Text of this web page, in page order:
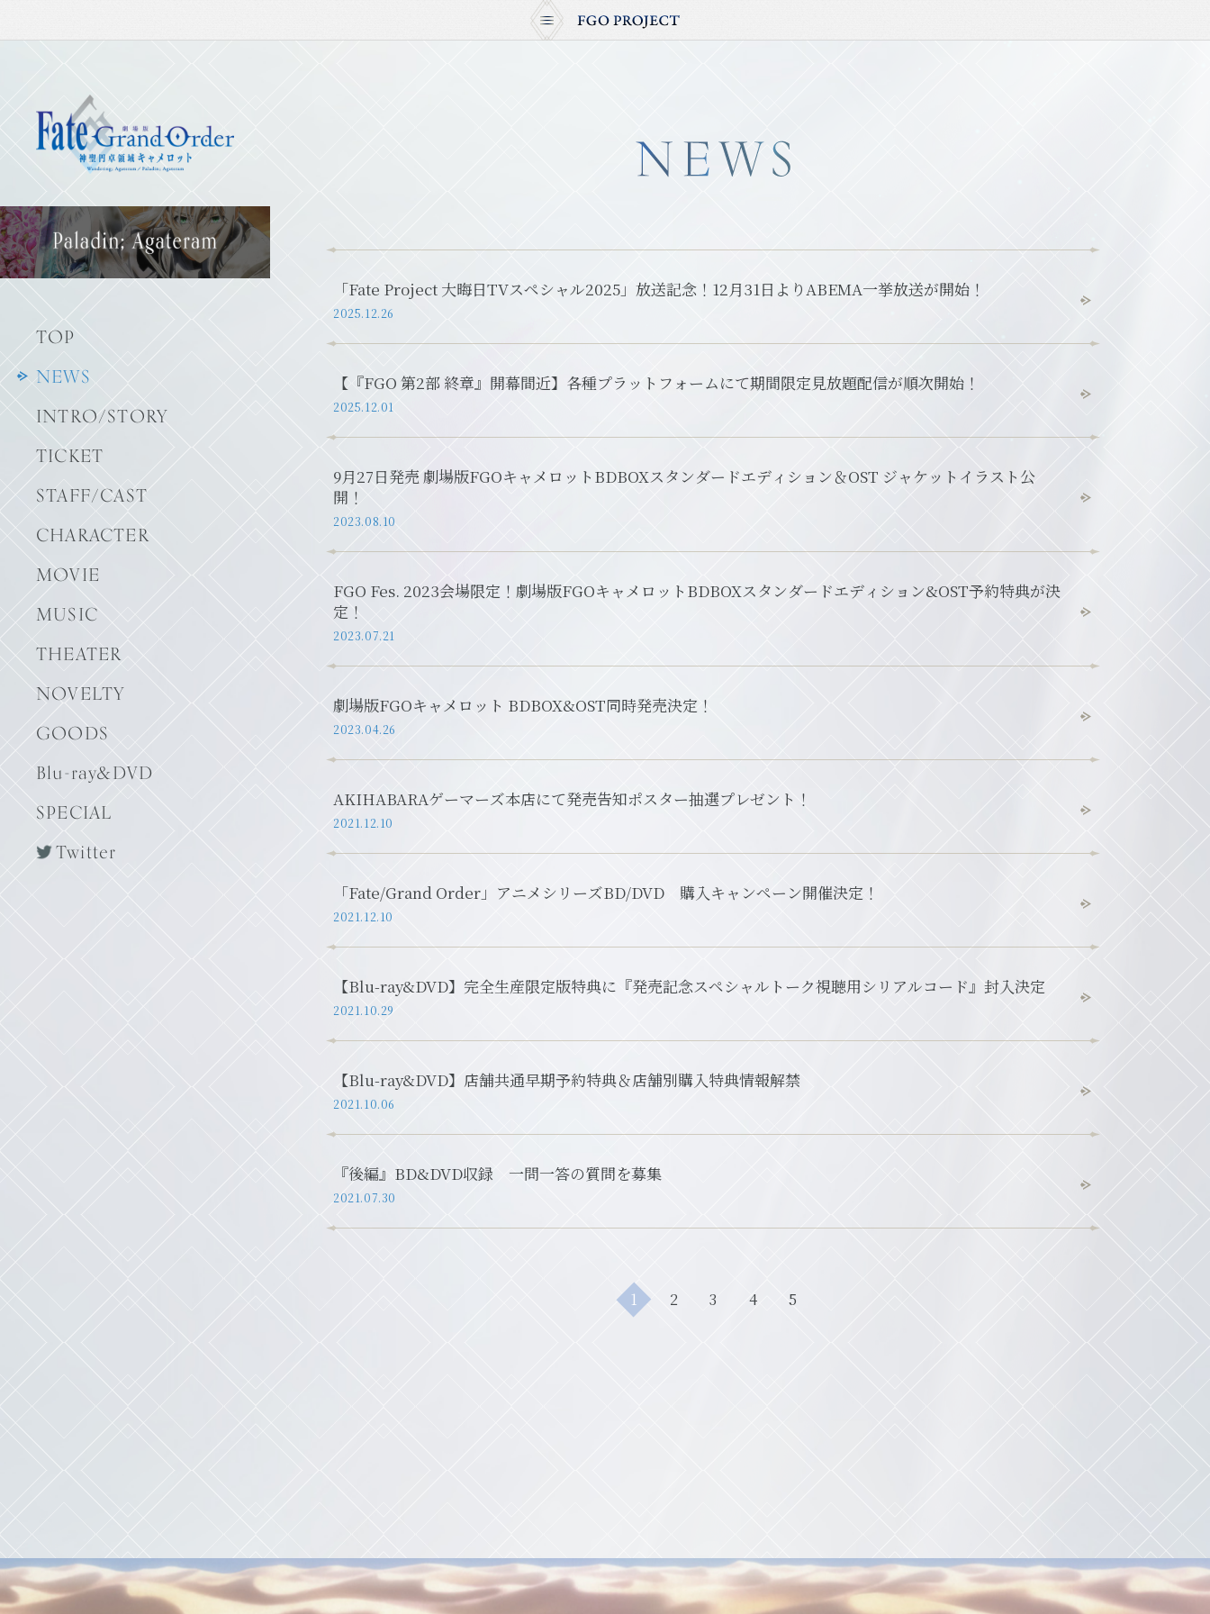
TOP
NEWS
INTRO/STORY
TICKET
STAFF/CAST
CHARACTER
MOVIE
MUSIC
THEATER
NOVELTY
GOODS
Blu-ray&DVD
SPECIAL
Twitter
「Fate Project 大晦日TVスペシャル2025」放送記念！12月31日よりABEMA一挙放送が開始！
2025.12.26
【『FGO 第2部 終章』開幕間近】各種プラットフォームにて期間限定見放題配信が順次開始！
2025.12.01
9月27日発売 劇場版FGOキャメロットBDBOXスタンダードエディション＆OST ジャケットイラスト公
開！
2023.08.10
FGO Fes. 2023会場限定！劇場版FGOキャメロットBDBOXスタンダードエディション&OST予約特典が決
定！
2023.07.21
劇場版FGOキャメロット BDBOX&OST同時発売決定！
2023.04.26
AKIHABARAゲーマーズ本店にて発売告知ポスター抽選プレゼント！
2021.12.10
「Fate/Grand Order」アニメシリーズBD/DVD 購入キャンペーン開催決定！
2021.12.10
【Blu-ray&DVD】完全生産限定版特典に『発売記念スペシャルトーク視聴用シリアルコード』封入決定
2021.10.29
【Blu-ray&DVD】店舗共通早期予約特典＆店舗別購入特典情報解禁
2021.10.06
『後編』BD&DVD収録 一問一答の質問を募集
2021.07.30
1 2 3 4 5